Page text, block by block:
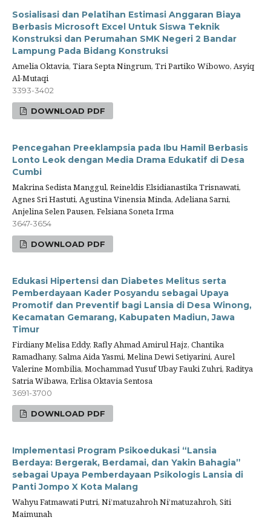
Sosialisasi dan Pelatihan Estimasi Anggaran Biaya
Berbasis Microsoft Excel Untuk Siswa Teknik
Konstruksi dan Perumahan SMK Negeri 2 Bandar
Lampung Pada Bidang Konstruksi
Amelia Oktavia, Tiara Septa Ningrum, Tri Partiko Wibowo, Asyiq
Al-Mutaqi
3393-3402
DOWNLOAD PDF
Pencegahan Preeklampsia pada Ibu Hamil Berbasis
Lonto Leok dengan Media Drama Edukatif di Desa
Cumbi
Makrina Sedista Manggul, Reineldis Elsidianastika Trisnawati,
Agnes Sri Hastuti, Agustina Vinensia Minda, Adeliana Sarni,
Anjelina Selen Pausen, Felsiana Soneta Irma
3647-3654
DOWNLOAD PDF
Edukasi Hipertensi dan Diabetes Melitus serta
Pemberdayaan Kader Posyandu sebagai Upaya
Promotif dan Preventif bagi Lansia di Desa Winong,
Kecamatan Gemarang, Kabupaten Madiun, Jawa
Timur
Firdiany Melisa Eddy, Rafly Ahmad Amirul Hajz, Chantika
Ramadhany, Salma Aida Yasmi, Melina Dewi Setiyarini, Aurel
Valerine Mombilia, Mochammad Yusuf Ubay Fauki Zuhri, Raditya
Satria Wibawa, Erlisa Oktavia Sentosa
3691-3700
DOWNLOAD PDF
Implementasi Program Psikoedukasi “Lansia
Berdaya: Bergerak, Berdamai, dan Yakin Bahagia”
sebagai Upaya Pemberdayaan Psikologis Lansia di
Panti Jompo X Kota Malang
Wahyu Fatmawati Putri, Ni’matuzahroh Ni’matuzahroh, Siti
Maimunah